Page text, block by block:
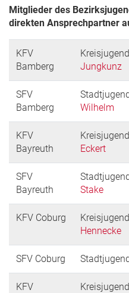
Mitglieder des
direkten Ansprechpartner
KFV
Bamberg
Jungkunz
SFV
Bamberg
Wilhelm
KFV
Bayreuth
Eckert
SFV
Bayreuth
Stake
KFV Coburg
Hennecke
SFV Coburg
KFV